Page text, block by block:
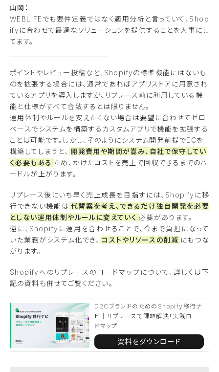
山岡：
WEBLIFEでも要件定義ではなく適用分析と言っていて、Shop
ifyに合わせて最適なソリューションを提供することを大事にし
てます。
ポイントやレビュー投稿など、Shopifyの標準機能にはないも
のを拡張する場合には、通常であればアプリストアに用意され
ているアプリを導入しますが、リプレース前に利用している機
能と仕様がすべて合致するとは限りません。
運用体制やルールを変えたくない場合は要望に合わせてゼロ
ベースでシステムを構築するカスタムアプリで機能を拡張する
ことは可能です。しかし、そのようにシステム開発前提でECを
構築してしまうと、 開発費用や期間が嵩み、自社で保守してい
く必要もある ため、かけたコストを売上で回収できるまでのハ
ードルが上がります。
リプレース後にいち早く売上成長を目指すには、Shopifyに移
行できない機能は 代替案を考え、できるだけ独自開発を必要
としない運用体制やルールに変えていく 必要があります。
逆に、Shopifyに運用を合わせることで、今まで負担になって
いた業務がシステム化でき、 コストやリソースの削減 にもつな
がります。
Shopifyへのリプレースのロードマップについて、詳しくは下
記の資料も併せてご覧ください。
D2CブランドのためのShopify移行ナ
ビ｜リプレースで課題解決！実践ロー
ドマップ
資料をダウンロード